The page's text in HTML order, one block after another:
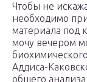
Чтобы не
необходимо
материала под
мочу вечером
Аддиса-
общего